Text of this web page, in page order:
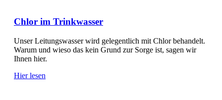
Chlor im Trinkwasser
Unser Leitungswasser wird gelegentlich mit Chlor behandelt.
Warum und wieso das kein Grund zur Sorge ist, sagen wir
Ihnen hier.
Hier lesen